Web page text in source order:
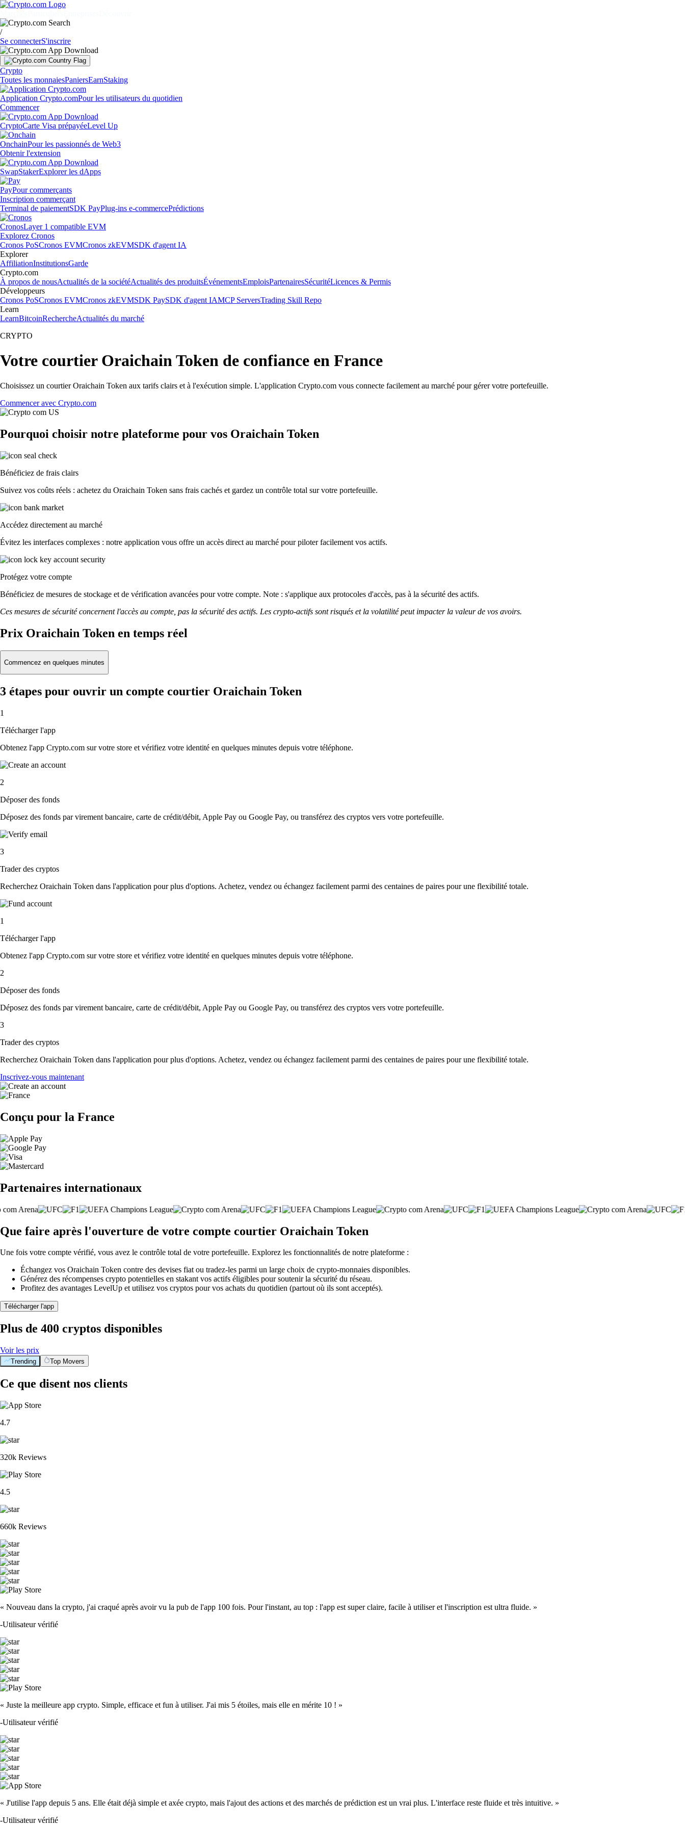
/
Se connecterS'inscrire
Crypto
Toutes les monnaiesPaniersEarnStaking
Application Crypto.comPour les utilisateurs du quotidien
Commencer
CryptoCarte Visa prépayéeLevel Up
OnchainPour les passionnés de Web3
Obtenir l'extension
SwapStakerExplorer les dApps
PayPour commerçants
Inscription commerçant
Terminal de paiementSDK PayPlug-ins e-commercePrédictions
CronosLayer 1 compatible EVM
Explorez Cronos
Cronos PoSCronos EVMCronos zkEVMSDK d'agent IA
Explorer
AffiliationInstitutionsGarde
Crypto.com
À propos de nousActualités de la sociétéActualités des produitsÉvénementsEmploisPartenairesSécuritéLicences & Permis
Développeurs
Cronos PoSCronos EVMCronos zkEVMSDK PaySDK d'agent IAMCP ServersTrading Skill Repo
Learn
LearnBitcoinRechercheActualités du marché
CRYPTO
Votre courtier Oraichain Token de confiance en France
Choisissez un courtier Oraichain Token aux tarifs clairs et à l'exécution simple. L'application Crypto.com vous connecte facilement au marché pour gérer votre portefeuille.
Commencer avec Crypto.com
Pourquoi choisir notre plateforme pour vos Oraichain Token
Bénéficiez de frais clairs
Suivez vos coûts réels : achetez du Oraichain Token sans frais cachés et gardez un contrôle total sur votre portefeuille.
Accédez directement au marché
Évitez les interfaces complexes : notre application vous offre un accès direct au marché pour piloter facilement vos actifs.
Protégez votre compte
Bénéficiez de mesures de stockage et de vérification avancées pour votre compte. Note : s'applique aux protocoles d'accès, pas à la sécurité des actifs.
Ces mesures de sécurité concernent l'accès au compte, pas la sécurité des actifs. Les crypto-actifs sont risqués et la volatilité peut impacter la valeur de vos avoirs.
Prix Oraichain Token en temps réel
Commencez en quelques minutes
3 étapes pour ouvrir un compte courtier Oraichain Token
1
Télécharger l'app
Obtenez l'app Crypto.com sur votre store et vérifiez votre identité en quelques minutes depuis votre téléphone.
2
Déposer des fonds
Déposez des fonds par virement bancaire, carte de crédit/débit, Apple Pay ou Google Pay, ou transférez des cryptos vers votre portefeuille.
3
Trader des cryptos
Recherchez Oraichain Token dans l'application pour plus d'options. Achetez, vendez ou échangez facilement parmi des centaines de paires pour une flexibilité totale.
1
Télécharger l'app
Obtenez l'app Crypto.com sur votre store et vérifiez votre identité en quelques minutes depuis votre téléphone.
2
Déposer des fonds
Déposez des fonds par virement bancaire, carte de crédit/débit, Apple Pay ou Google Pay, ou transférez des cryptos vers votre portefeuille.
3
Trader des cryptos
Recherchez Oraichain Token dans l'application pour plus d'options. Achetez, vendez ou échangez facilement parmi des centaines de paires pour une flexibilité totale.
Inscrivez-vous maintenant
Conçu pour la France
Partenaires internationaux
Que faire après l'ouverture de votre compte courtier Oraichain Token
Une fois votre compte vérifié, vous avez le contrôle total de votre portefeuille. Explorez les fonctionnalités de notre plateforme :
Échangez vos Oraichain Token contre des devises fiat ou tradez-les parmi un large choix de crypto-monnaies disponibles.
Générez des récompenses crypto potentielles en stakant vos actifs éligibles pour soutenir la sécurité du réseau.
Profitez des avantages LevelUp et utilisez vos cryptos pour vos achats du quotidien (partout où ils sont acceptés).
Télécharger l'app
Plus de 400 cryptos disponibles
Voir les prix
Trending Top Movers
Ce que disent nos clients
4.7
320k Reviews
4.5
660k Reviews
« Nouveau dans la crypto, j'ai craqué après avoir vu la pub de l'app 100 fois. Pour l'instant, au top : l'app est super claire, facile à utiliser et l'inscription est ultra fluide. »
-Utilisateur vérifié
« Juste la meilleure app crypto. Simple, efficace et fun à utiliser. J'ai mis 5 étoiles, mais elle en mérite 10 ! »
-Utilisateur vérifié
« J'utilise l'app depuis 5 ans. Elle était déjà simple et axée crypto, mais l'ajout des actions et des marchés de prédiction est un vrai plus. L'interface reste fluide et très intuitive. »
-Utilisateur vérifié